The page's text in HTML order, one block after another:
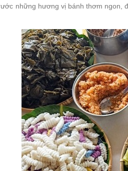
những hương vị bánh thơm